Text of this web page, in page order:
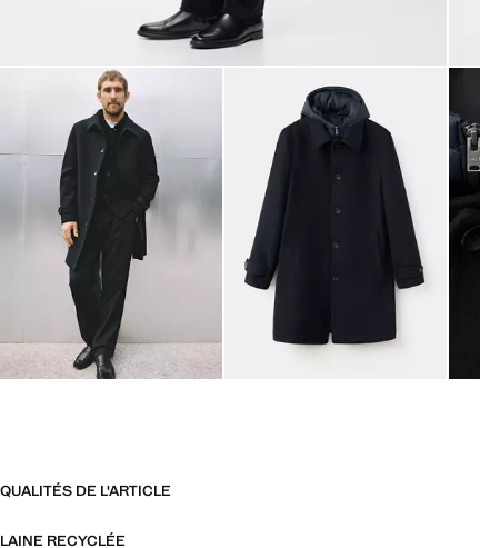
QUALITÉS DE L'ARTICLE
LAINE RECYCLÉE